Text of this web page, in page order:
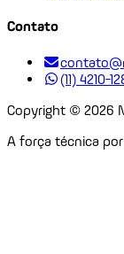
Contato
(11) 4210-
Copyright © 2026
A força técnica